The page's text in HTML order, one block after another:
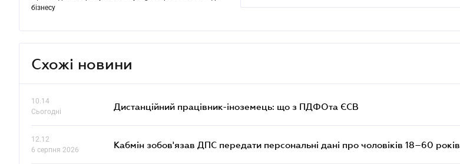
бізнесу
Схожі новини
10.14
Сьогодні
Дистанційний працівник-іноземець: що з ПДФОта ЄСВ
12.12
6 серпня 2026
Кабмін зобов'язав ДПС передати персональні дані про чоловіків 18–60 років